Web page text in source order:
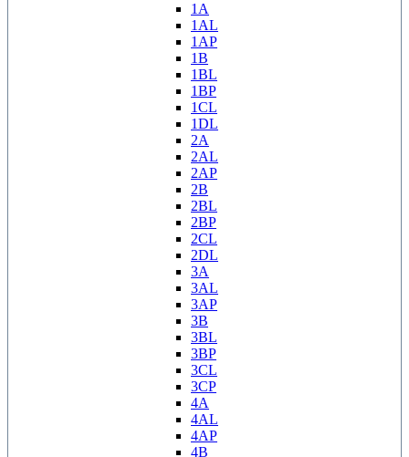
1A
1AL
1AP
1B
1BL
1BP
1CL
1DL
2A
2AL
2AP
2B
2BL
2BP
2CL
2DL
3A
3AL
3AP
3B
3BL
3BP
3CL
3CP
4A
4AL
4AP
4B